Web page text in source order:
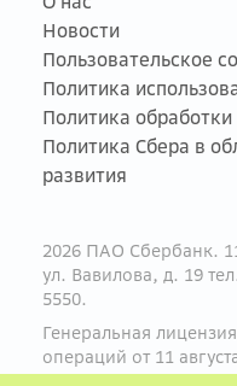
Новости
Пользовательское
Политика
Политика
Политика Сбера в
развития
2026 ПАО Сбербанк.
ул. Вавилова, д. 19
5550.
Генеральная
операций от 11
номер — 1481.